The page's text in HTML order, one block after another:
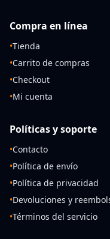
Compra en línea
•Tienda
•Carrito de compras
•Checkout
•Mi cuenta
Políticas y soporte
•Contacto
•Política de envío
•Política de privacidad
•Devoluciones y
•Términos del servicio